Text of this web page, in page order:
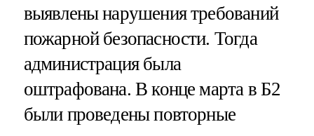
выявлены нарушения требований
пожарной безопасности. Тогда
администрация была
оштрафована. В конце марта в Б2
были проведены повторные